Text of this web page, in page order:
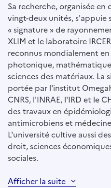
Sa recherche, organisée
vingt-deux unités, s'appuie
« signature » de
XLIM et le laboratoire
reconnus mondialement
photonique,
sciences des matériaux. La
portée par l'institut
CNRS, l'INRAE, l'IRD et le
des travaux en
antimicrobiens et
L'université cultive aussi
droit, sciences
sociales.
Afficher la suite